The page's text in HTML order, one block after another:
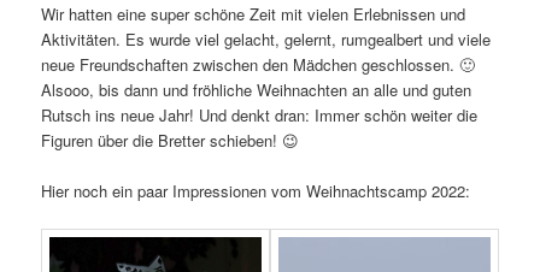
Wir hatten eine super schöne Zeit mit vielen Erlebnissen und
Aktivitäten. Es wurde viel gelacht, gelernt, rumgealbert und viele
neue Freundschaften zwischen den Mädchen geschlossen. 🙂
Alsooo, bis dann und fröhliche Weihnachten an alle und guten
Rutsch ins neue Jahr! Und denkt dran: Immer schön weiter die
Figuren über die Bretter schieben! 😉
Hier noch ein paar Impressionen vom Weihnachtscamp 2022: